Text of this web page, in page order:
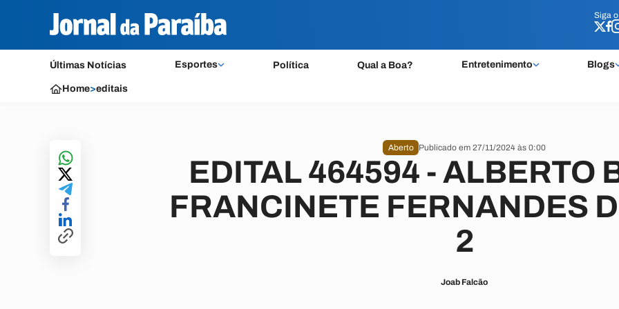
Siga o
Últimas Notícias Esportes Política Qual a Boa? Entretenimento Blogs
Siga o
Home>editais
Aberto Publicado em 27/11/2024 às 0:00
EDITAL 464594 - ALBERTO
FRANCINETE FERNANDES
2
Joab Falcão